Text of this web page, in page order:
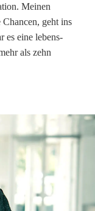
Meinen
geht ins
es eine lebens-
als zehn